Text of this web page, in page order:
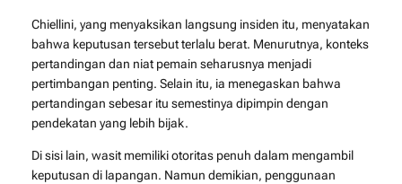
Chiellini, yang menyaksikan langsung insiden itu, menyatakan
bahwa keputusan tersebut terlalu berat. Menurutnya, konteks
pertandingan dan niat pemain seharusnya menjadi
pertimbangan penting. Selain itu, ia menegaskan bahwa
pertandingan sebesar itu semestinya dipimpin dengan
pendekatan yang lebih bijak.
Di sisi lain, wasit memiliki otoritas penuh dalam mengambil
keputusan di lapangan. Namun demikian, penggunaan